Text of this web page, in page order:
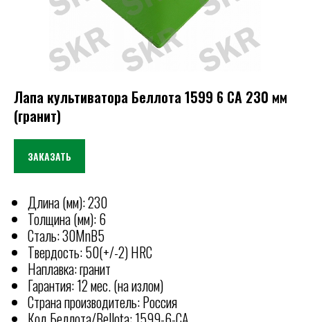
Лапа культиватора Беллота 1599 6 CА 230 мм
(гранит)
ЗАКАЗАТЬ
Длина (мм): 230
Толщина (мм): 6
Сталь: 30MnB5
Твердость: 50(+/-2) HRC
Наплавка: гранит
Гарантия: 12 мес. (на излом)
Страна производитель: Россия